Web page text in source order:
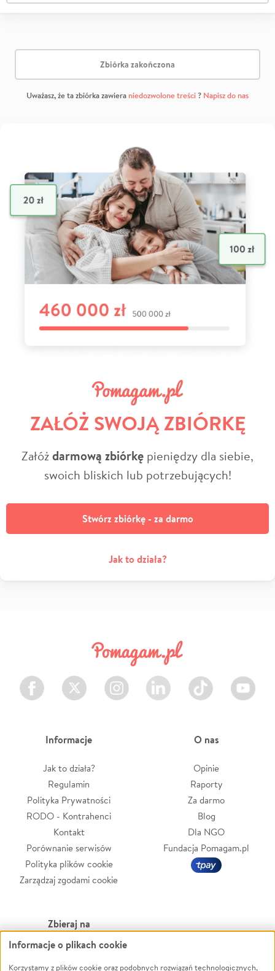
Zbiórka zakończona
Uważasz, że ta zbiórka zawiera niedozwolone treści? Napisz do nas
ZAŁÓŻ SWOJĄ ZBIÓRKĘ
Załóżdarmową zbiórkę pieniędzy dla siebie,
swoich bliskich lub potrzebujących!
Stwórz zbiórkę - za darmo
Jak to działa?
Facebook Twitter Instagram LinkedIn TikTok Youtube
Informacje
Jak to działa?
Regulamin
Polityka Prywatności
RODO - Kontrahenci
Kontakt
Porównanie serwisów
Polityka plików cookie
Zarządzaj zgodami cookie
O nas
Opinie
Raporty
Za darmo
Blog
Dla NGO
Fundacja Pomagam.pl
Zbieraj na
Leczenie
Zwierzęta
Powódź
Informacje o plikach cookie
Korzystamy z plików cookie oraz podobnych rozwiązań technologicznych,